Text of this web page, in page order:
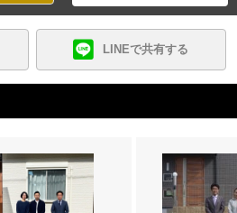
LINEで共有する